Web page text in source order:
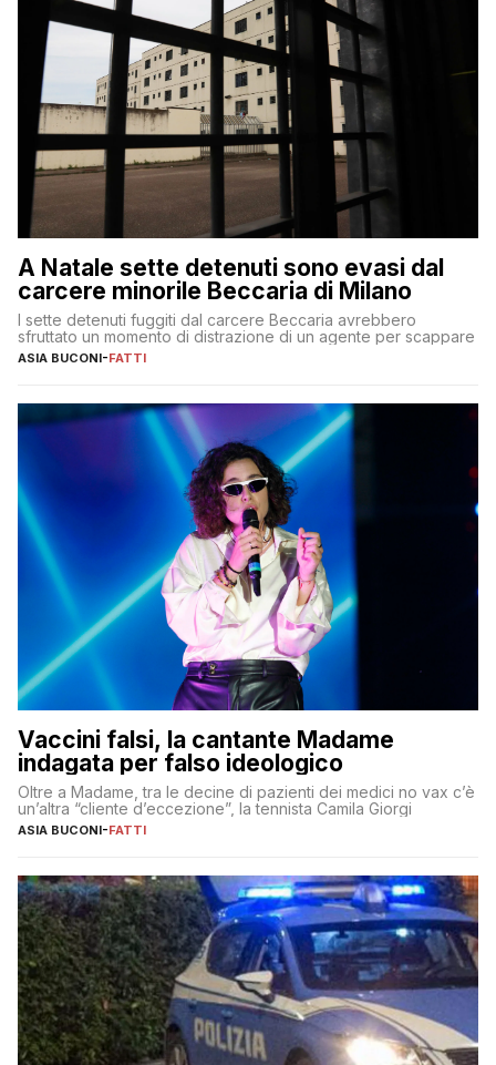
A Natale sette detenuti sono evasi dal
carcere minorile Beccaria di Milano
I sette detenuti fuggiti dal carcere Beccaria avrebbero
sfruttato un momento di distrazione di un agente per scappare
ASIA BUCONI-FATTI
Vaccini falsi, la cantante Madame
indagata per falso ideologico
Oltre a Madame, tra le decine di pazienti dei medici no vax c’è
un’altra “cliente d’eccezione”, la tennista Camila Giorgi
ASIA BUCONI-FATTI